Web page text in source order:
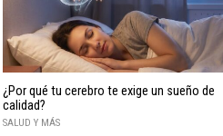
¿Por qué tu cerebro te exige un sueño de
calidad?
SALUD Y MÁS